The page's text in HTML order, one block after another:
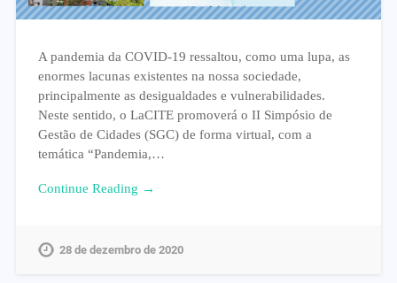
A pandemia da COVID-19 ressaltou, como uma lupa, as
enormes lacunas existentes na nossa sociedade,
principalmente as desigualdades e vulnerabilidades.
Neste sentido, o LaCITE promoverá o II Simpósio de
Gestão de Cidades (SGC) de forma virtual, com a
temática “Pandemia,…
Continue Reading →
28 de dezembro de 2020